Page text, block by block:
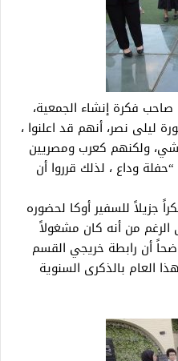
صاحب فكرة إنشاء الجمعية،
ليلى نصر، أنهم قد اعلنوا ،
ولكنهم كعرب ومصريين
وداع ، لذلك قرروا أن
جزيلاً للسفير أوكا لحضوره
الرغم من أنه كان مشغولاً
أن رابطة خريجي القسم
العام بالذكرى السنوية